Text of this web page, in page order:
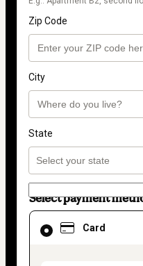
Zip Code
City
State
Select payment
Card
Card
selected